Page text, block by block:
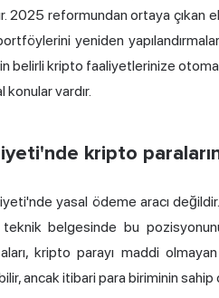
2025 reformundan ortaya
portföylerini yeniden
belirli kripto faaliyetlerinize
vardır.
kripto
yasal ödeme aracı
belgesinde bu
kripto parayı maddi
ancak itibari para biriminin